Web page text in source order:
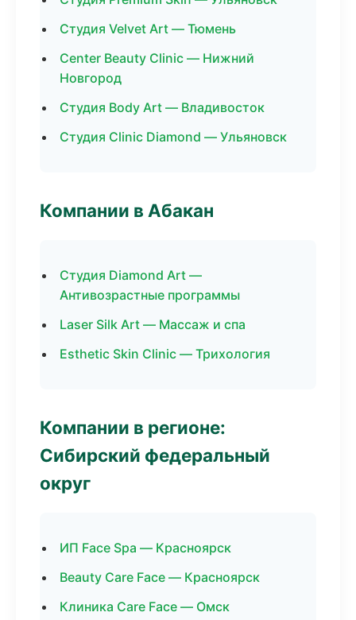
Студия Velvet Art — Тюмень
Center Beauty Clinic — Нижний
Новгород
Студия Body Art — Владивосток
Студия Clinic Diamond — Ульяновск
Компании в Абакан
Студия Diamond Art —
Антивозрастные программы
Laser Silk Art — Массаж и спа
Esthetic Skin Clinic — Трихология
Компании в регионе:
Сибирский федеральный
округ
ИП Face Spa — Красноярск
Beauty Care Face — Красноярск
Клиника Care Face — Омск